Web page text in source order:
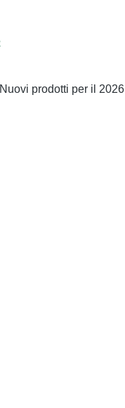
Nuovi prodotti per il 2026